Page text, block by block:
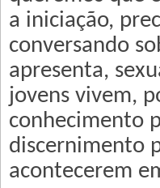
a iniciação,
conversando
apresenta,
jovens vivem,
conhecimento
discernimento
acontecerem